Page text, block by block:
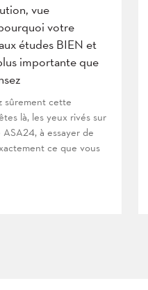
vue
votre
études BIEN et
importante que
sûrement cette
là, les yeux rivés sur
à essayer de
ce que vous